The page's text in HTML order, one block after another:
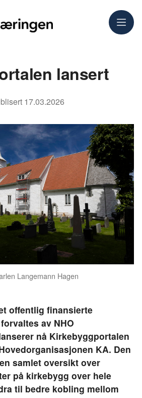
Meny
lansert
17.03.2026
Langemann Hagen
offentlig finansierte
av NHO
nå Kirkebyggportalen
KA. Den
samlet oversikt over
på kirkebygg over hele
til bedre kobling mellom